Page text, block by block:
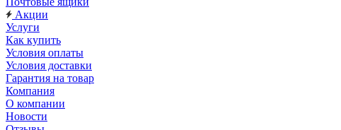
Акции
Услуги
Как купить
Условия оплаты
Условия доставки
Гарантия на товар
Компания
О компании
Новости